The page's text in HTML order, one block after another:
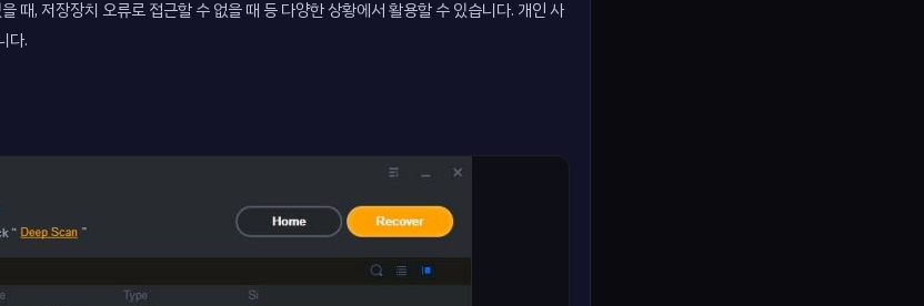
때, 저장장치 오류로 접근할 수 없을 때 등 다양한 상황에서 활용할 수 있습니다. 개인 사
다.